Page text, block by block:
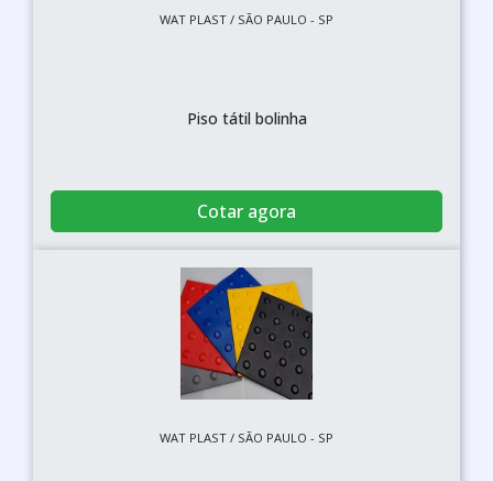
WAT PLAST / SÃO PAULO - SP
Piso tátil bolinha
Cotar agora
WAT PLAST / SÃO PAULO - SP